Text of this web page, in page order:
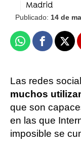
Madrid
Publicado: 14 de
WhatsappFacebook
X
Las redes
muchos
que son
en las que
imposible se